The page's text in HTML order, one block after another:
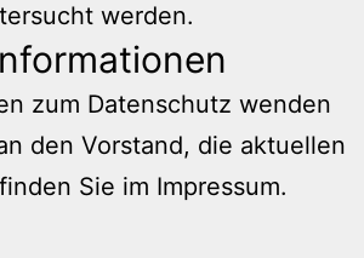
werden.
zum Datenschutz wenden
den Vorstand, die aktuellen
Sie im Impressum.